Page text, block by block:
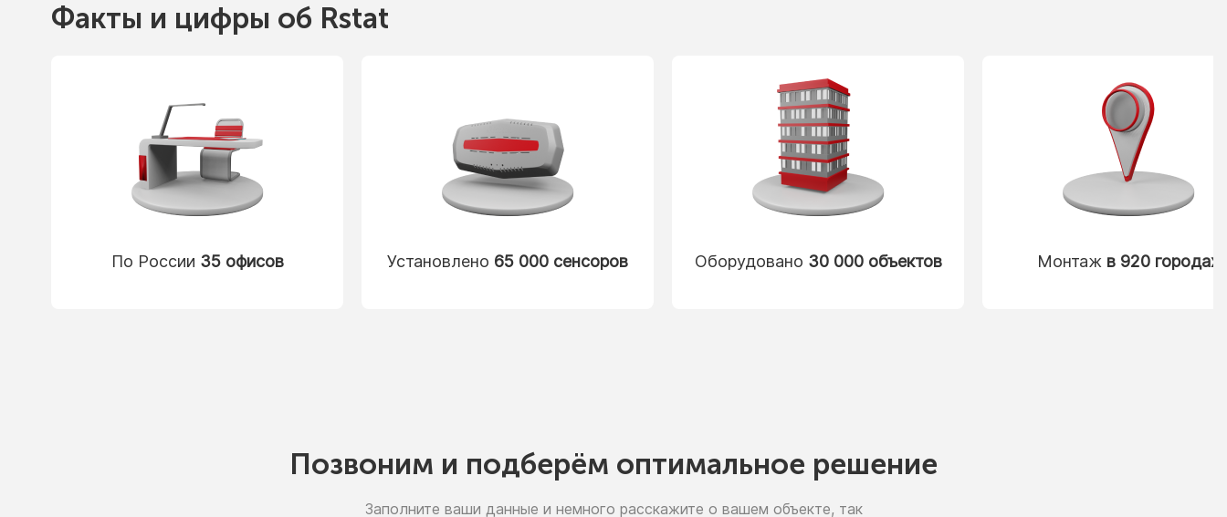
Факты и цифры об Rstat
По России 35 офисов Установлено 65 000 сенсоров Оборудовано 30 000 объектов Монтаж в 920 городах
Позвоним и подберём оптимальное решение
Заполните ваши данные и немного расскажите о вашем объекте, так